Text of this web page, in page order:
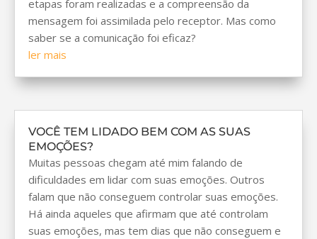
etapas foram realizadas e a compreensão da
mensagem foi assimilada pelo receptor. Mas como
saber se a comunicação foi eficaz?
ler mais
VOCÊ TEM LIDADO BEM COM AS SUAS
EMOÇÕES?
Muitas pessoas chegam até mim falando de
dificuldades em lidar com suas emoções. Outros
falam que não conseguem controlar suas emoções.
Há ainda aqueles que afirmam que até controlam
suas emoções, mas tem dias que não conseguem e